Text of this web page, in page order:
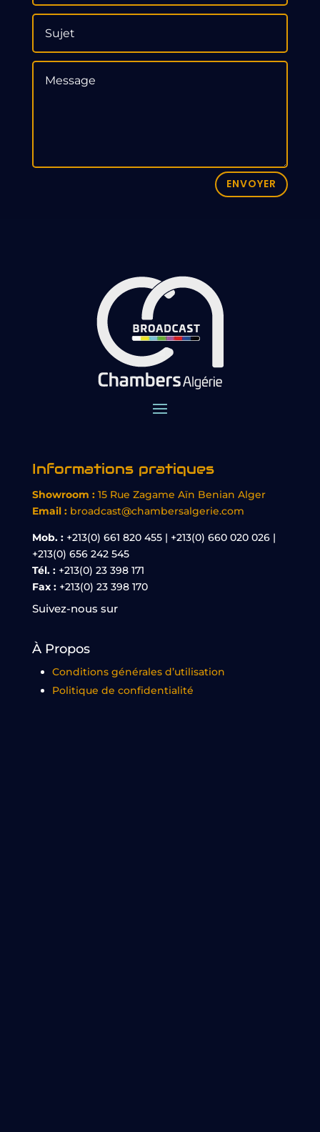
ENVOYER
Informations pratiques
Showroom : 15 Rue Zagame Aïn Benian Alger
Email : broadcast@chambersalgerie.com
Mob. :+213(0) 661 820 455 | +213(0) 660 020 026 |
+213(0) 656 242 545
Tél. : +213(0) 23 398 171
Fax : +213(0) 23 398 170
Suivez-nous sur
À Propos
Conditions générales d’utilisation
Politique de confidentialité